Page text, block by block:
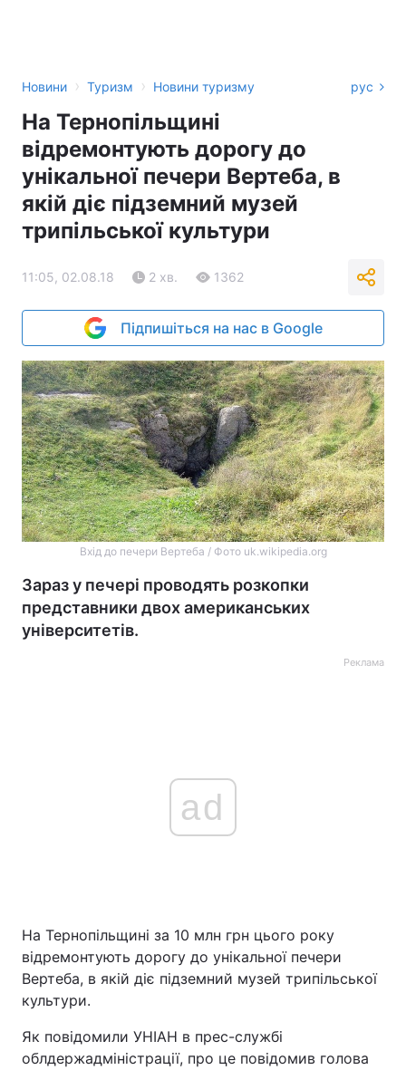
Новини › Туризм › Новини туризму рус
На Тернопільщині
відремонтують дорогу до
унікальної печери Вертеба, в
якій діє підземний музей
трипільської культури
11:05, 02.08.18 2 хв. 1362
Підпишіться на нас в Google
Вхід до печери Вертеба / Фото uk.wikipedia.org
Зараз у печері проводять розкопки
представники двох американських
університетів.
Реклама
ad
На Тернопільщині за 10 млн грн цього року
відремонтують дорогу до унікальної печери
Вертеба, в якій діє підземний музей трипільської
культури.
Як повідомили УНІАН в прес-службі
облдержадміністрації, про це повідомив голова